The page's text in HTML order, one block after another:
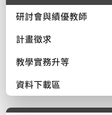
研討會與績優教師
計畫徵求
教學實務升等
資料下載區